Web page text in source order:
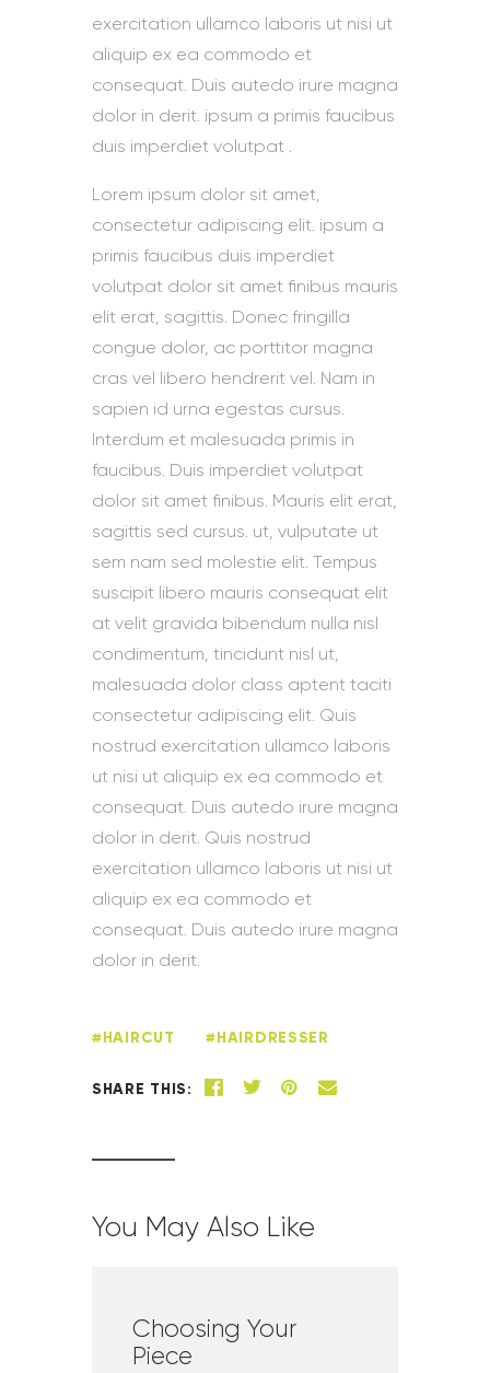
exercitation ullamco laboris ut nisi ut
aliquip ex ea commodo et
consequat. Duis autedo irure magna
dolor in derit. ipsum a primis faucibus
duis imperdiet volutpat .
Lorem ipsum dolor sit amet,
consectetur adipiscing elit. ipsum a
primis faucibus duis imperdiet
volutpat dolor sit amet finibus mauris
elit erat, sagittis. Donec fringilla
congue dolor, ac porttitor magna
cras vel libero hendrerit vel. Nam in
sapien id urna egestas cursus.
Interdum et malesuada primis in
faucibus. Duis imperdiet volutpat
dolor sit amet finibus. Mauris elit erat,
sagittis sed cursus. ut, vulputate ut
sem nam sed molestie elit. Tempus
suscipit libero mauris consequat elit
at velit gravida bibendum nulla nisl
condimentum, tincidunt nisl ut,
malesuada dolor class aptent taciti
consectetur adipiscing elit. Quis
nostrud exercitation ullamco laboris
ut nisi ut aliquip ex ea commodo et
consequat. Duis autedo irure magna
dolor in derit. Quis nostrud
exercitation ullamco laboris ut nisi ut
aliquip ex ea commodo et
consequat. Duis autedo irure magna
dolor in derit.
HAIRCUT HAIRDRESSER
SHARE THIS:
You May Also Like
Choosing Your
Piece